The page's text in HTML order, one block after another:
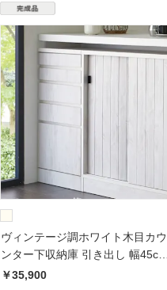
ヴィンテージ調ホワイト木目カウ
ンター下収納庫 引き出し 幅45cm
高さ90cm
￥35,900